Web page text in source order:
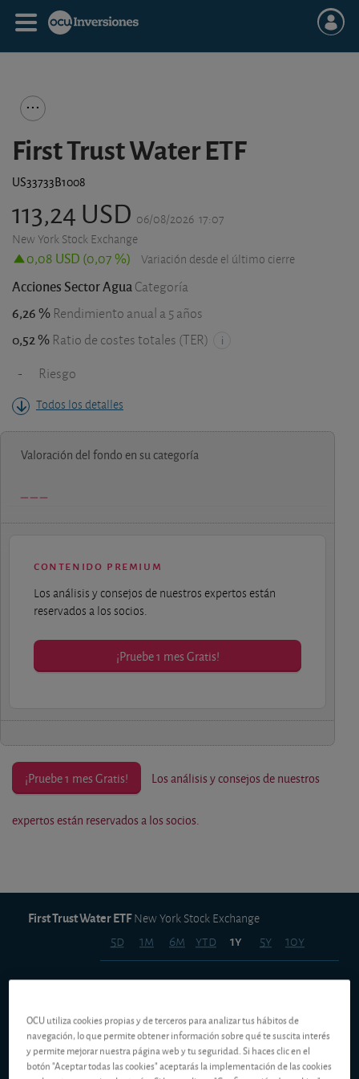
First Trust Water ETF
US33733B1008
113,24 USD 06/08/2026 17:07
New York Stock Exchange
0,08 USD (0,07 %) Variación desde el último cierre
Acciones Sector AguaCategoría
6,26 % Rendimiento anual a 5 años
0,52 % Ratio de costes totales (TER)
- Riesgo
Todos los detalles
Valoración del fondo en su categoría
contenido premium
Los análisis y consejos de nuestros expertos están
reservados a los socios.
¡Pruebe 1 mes Gratis!
¡Pruebe 1 mes Gratis! Los análisis y consejos de nuestros
expertos están reservados a los socios.
5d 1m 6m ytd 1y 5y 10y
First Trust Water ETFNew York Stock Exchange
110,00 USD
OCU utiliza cookies propias y de terceros para analizar tus hábitos de
navegación, lo que permite obtener información sobre qué te suscita interés
y permite mejorar nuestra página web y tu seguridad. Si haces clic en el
botón "Aceptar todas las cookies" aceptarás la implementación de las cookies